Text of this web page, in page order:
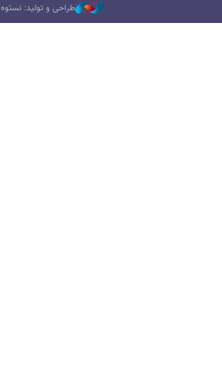
طراحی و تولید: نستوه